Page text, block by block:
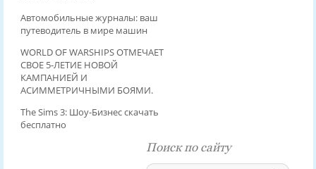
Автомобильные журналы: ваш
путеводитель в мире машин
WORLD OF WARSHIPS ОТМЕЧАЕТ
СВОЕ 5-ЛЕТИЕ НОВОЙ
КАМПАНИЕЙ И
АСИММЕТРИЧНЫМИ БОЯМИ.
The Sims 3: Шоу-Бизнес скачать
бесплатно
Поиск по сайту